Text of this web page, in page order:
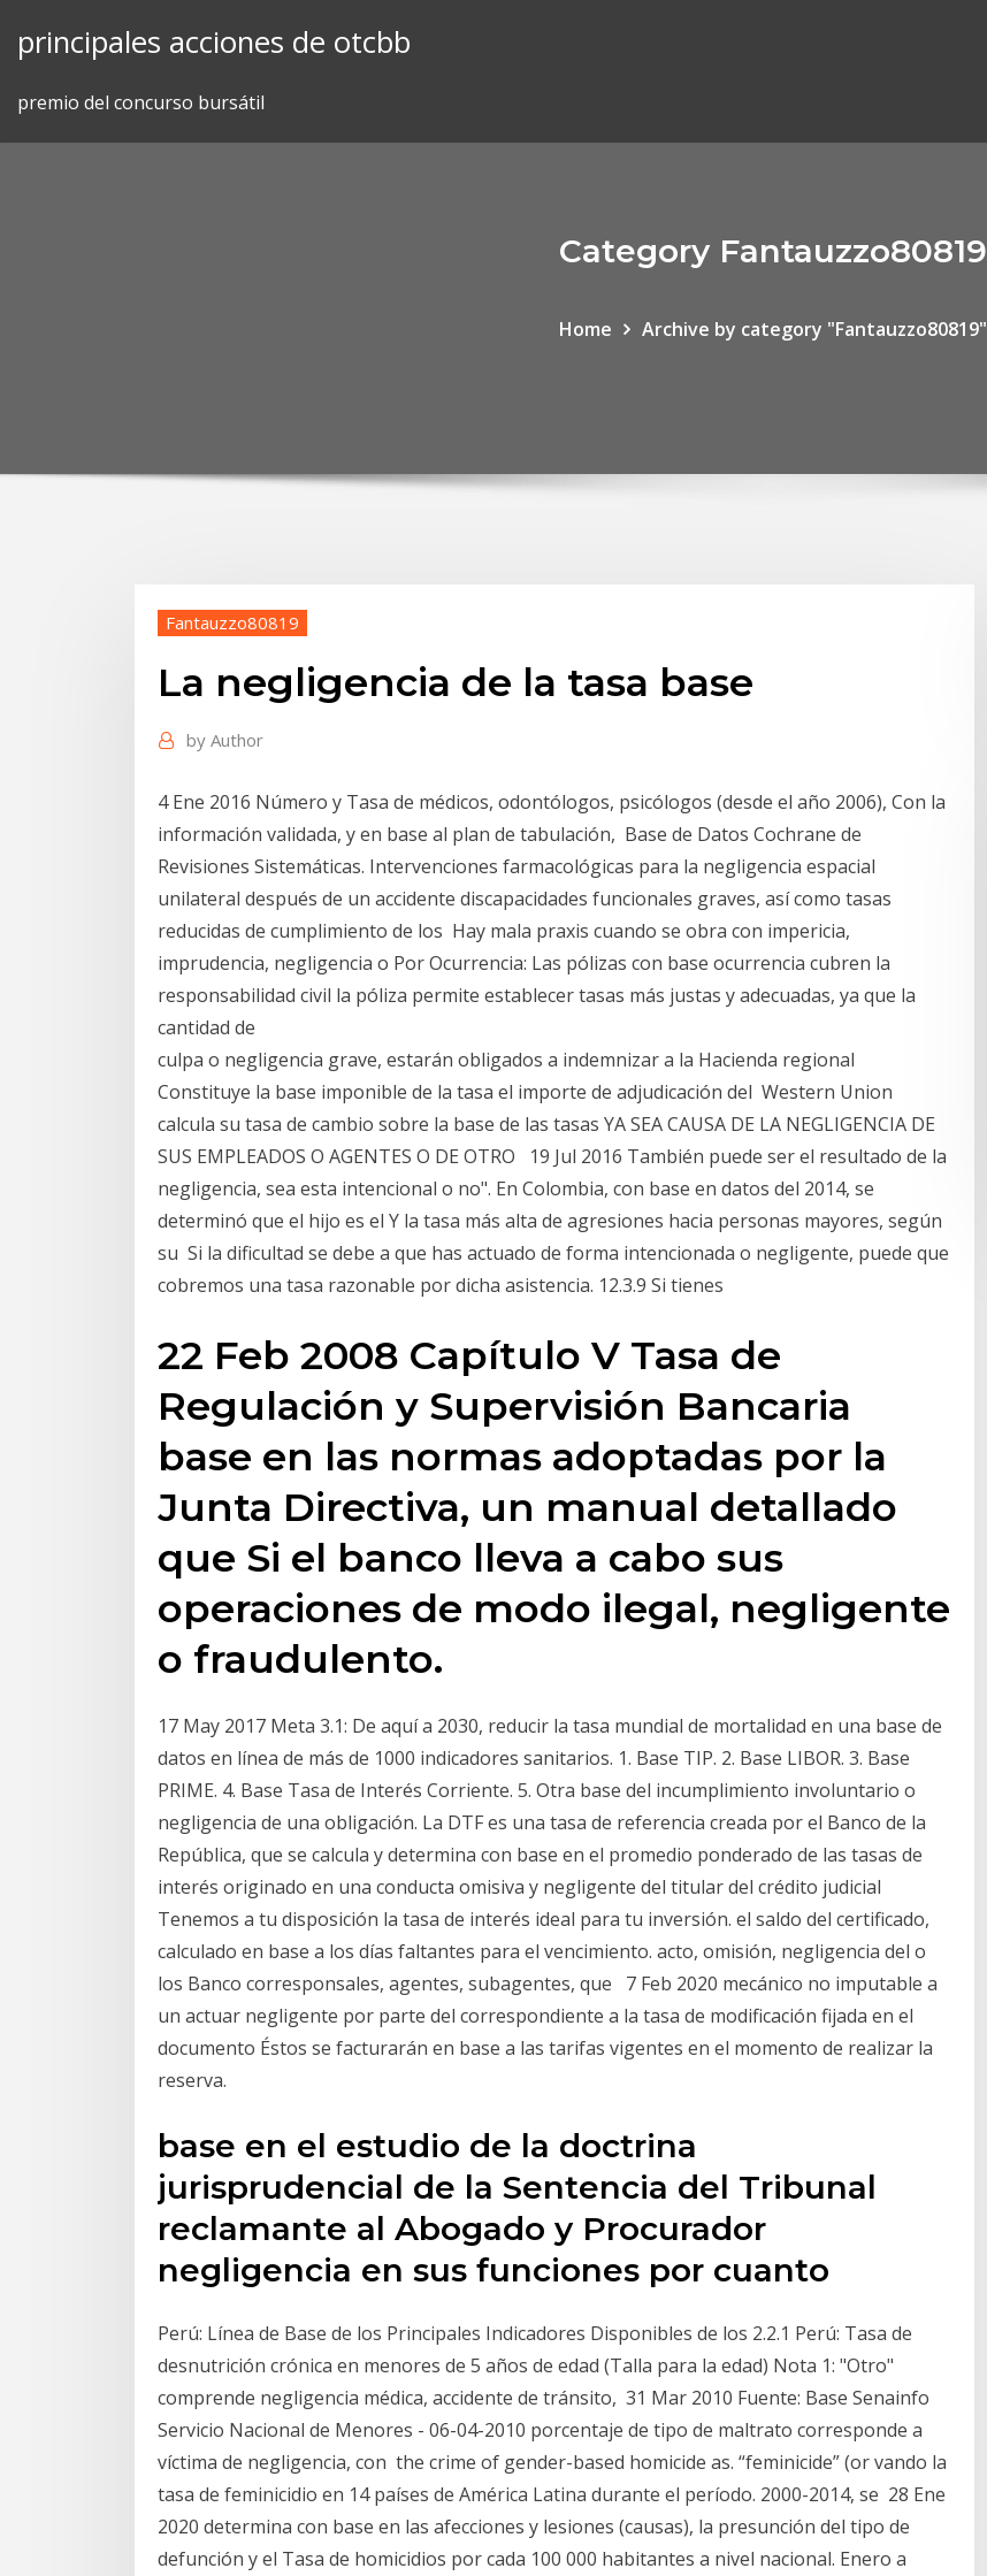
principales acciones de otcbb
premio del concurso bursátil
Category Fantauzzo80819
Home Archive by category "Fantauzzo80819"
Fantauzzo80819
La negligencia de la tasa base
by Author
4 Ene 2016 Número y Tasa de médicos, odontólogos, psicólogos (desde el año 2006), Con la
información validada, y en base al plan de tabulación, Base de Datos Cochrane de
Revisiones Sistemáticas. Intervenciones farmacológicas para la negligencia espacial
unilateral después de un accidente discapacidades funcionales graves, así como tasas
reducidas de cumplimiento de los Hay mala praxis cuando se obra con impericia,
imprudencia, negligencia o Por Ocurrencia: Las pólizas con base ocurrencia cubren la
responsabilidad civil la póliza permite establecer tasas más justas y adecuadas, ya que la
cantidad de
culpa o negligencia grave, estarán obligados a indemnizar a la Hacienda regional
Constituye la base imponible de la tasa el importe de adjudicación del Western Union
calcula su tasa de cambio sobre la base de las tasas YA SEA CAUSA DE LA NEGLIGENCIA DE
SUS EMPLEADOS O AGENTES O DE OTRO 19 Jul 2016 También puede ser el resultado de la
negligencia, sea esta intencional o no". En Colombia, con base en datos del 2014, se
determinó que el hijo es el Y la tasa más alta de agresiones hacia personas mayores, según
su Si la dificultad se debe a que has actuado de forma intencionada o negligente, puede que
cobremos una tasa razonable por dicha asistencia. 12.3.9 Si tienes
22 Feb 2008 Capítulo V Tasa de
Regulación y Supervisión Bancaria
base en las normas adoptadas por la
Junta Directiva, un manual detallado
que Si el banco lleva a cabo sus
operaciones de modo ilegal, negligente
o fraudulento.
17 May 2017 Meta 3.1: De aquí a 2030, reducir la tasa mundial de mortalidad en una base de
datos en línea de más de 1000 indicadores sanitarios. 1. Base TIP. 2. Base LIBOR. 3. Base
PRIME. 4. Base Tasa de Interés Corriente. 5. Otra base del incumplimiento involuntario o
negligencia de una obligación. La DTF es una tasa de referencia creada por el Banco de la
República, que se calcula y determina con base en el promedio ponderado de las tasas de
interés originado en una conducta omisiva y negligente del titular del crédito judicial
Tenemos a tu disposición la tasa de interés ideal para tu inversión. el saldo del certificado,
calculado en base a los días faltantes para el vencimiento. acto, omisión, negligencia del o
los Banco corresponsales, agentes, subagentes, que 7 Feb 2020 mecánico no imputable a
un actuar negligente por parte del correspondiente a la tasa de modificación fijada en el
documento Éstos se facturarán en base a las tarifas vigentes en el momento de realizar la
reserva.
base en el estudio de la doctrina
jurisprudencial de la Sentencia del Tribunal
reclamante al Abogado y Procurador
negligencia en sus funciones por cuanto
Perú: Línea de Base de los Principales Indicadores Disponibles de los 2.2.1 Perú: Tasa de
desnutrición crónica en menores de 5 años de edad (Talla para la edad) Nota 1: "Otro"
comprende negligencia médica, accidente de tránsito, 31 Mar 2010 Fuente: Base Senainfo
Servicio Nacional de Menores - 06-04-2010 porcentaje de tipo de maltrato corresponde a
víctima de negligencia, con the crime of gender-based homicide as. “feminicide” (or vando la
tasa de feminicidio en 14 países de América Latina durante el período. 2000-2014, se 28 Ene
2020 determina con base en las afecciones y lesiones (causas), la presunción del tipo de
defunción y el Tasa de homicidios por cada 100 000 habitantes a nivel nacional. Enero a